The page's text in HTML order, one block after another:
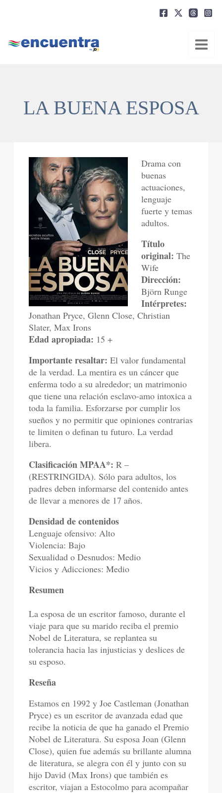
LA BUENA ESPOSA
Drama con
buenas
actuaciones,
lenguaje
fuerte y temas
adultos.
Título
original: The
Wife
Dirección:
Björn Runge
Intérpretes:
Jonathan Pryce, Glenn Close, Christian
Slater, Max Irons
Edad apropiada: 15 +
Importante resaltar: El valor fundamental
de la verdad. La mentira es un cáncer que
enferma todo a su alrededor; un matrimonio
que tiene una relación esclavo-amo intoxica a
toda la familia. Esforzarse por cumplir los
sueños y no permitir que opiniones contrarias
te limiten o definan tu futuro. La verdad
libera.
Clasificación MPAA*: R –
(RESTRINGIDA). Sólo para adultos, los
padres deben informarse del contenido antes
de llevar a menores de 17 años.
Densidad de contenidos
Lenguaje ofensivo: Alto
Violencia: Bajo
Sexualidad o Desnudos: Medio
Vicios y Adicciones: Medio
Resumen
La esposa de un escritor famoso, durante el
viaje para que su marido reciba el premio
Nobel de Literatura, se replantea su
tolerancia hacia las injusticias y deslices de
su esposo.
Reseña
Estamos en 1992 y Joe Castleman (Jonathan
Pryce) es un escritor de avanzada edad que
recibe la noticia de que ha ganado el Premio
Nobel de Literatura. Su esposa Joan (Glenn
Close), quien fue además su brillante alumna
de literatura, se alegra con él y junto con su
hijo David (Max Irons) que también es
escritor, viajan a Estocolmo para acompañar